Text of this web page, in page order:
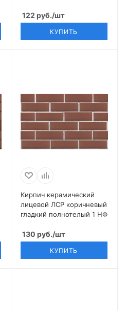
122 руб./шт
КУПИТЬ
Кирпич керамический
лицевой ЛСР коричневый
гладкий полнотелый 1 НФ
130 руб./шт
КУПИТЬ